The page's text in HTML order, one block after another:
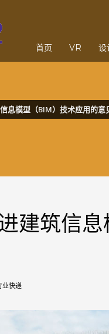
首页 VR 设
息模型（BIM）技术应用的意
建筑信
业快递